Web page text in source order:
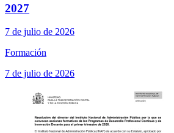
2027
7 de julio de 2026
Formación
7 de julio de 2026